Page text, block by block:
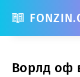
Ворлд оф